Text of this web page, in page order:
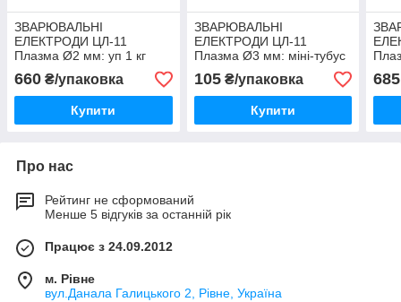
ЗВАРЮВАЛЬНІ
ЕЛЕКТРОДИ ЦЛ-11
Плазма Ø2 мм: уп 1 кг
660 ₴/упаковка
Купити
ЗВАРЮВАЛЬНІ
ЕЛЕКТРОДИ ЦЛ-11
Плазма Ø3 мм: міні-тубус
3 шт
105₴/упаковка
Купити
685
Про нас
Рейтинг не сформований
Менше 5 відгуків за останній рік
Працює з 24.09.2012
м. Рівне
вул.Данала Галицького 2, Рівне, Україна